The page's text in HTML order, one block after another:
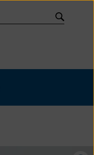
Suche
starten